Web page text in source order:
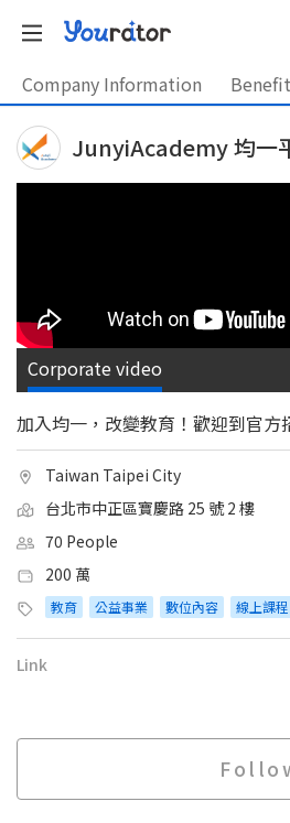
Company Information
JunyiAcademy 均一
Corporate video
加入均一，改變教育！歡迎到官方
Taiwan Taipei City
台北市中正區寶慶路 25 號 2 樓
70 People
200 萬
教育 公益事業 數位內容 線上課程
Link